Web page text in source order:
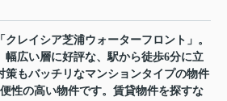
レイシア芝浦ウォーターフロント」。
幅広い層に好評な、駅から徒歩6分に立
策もバッチリなマンションタイプの物件
性の高い物件です。賃貸物件を探すな